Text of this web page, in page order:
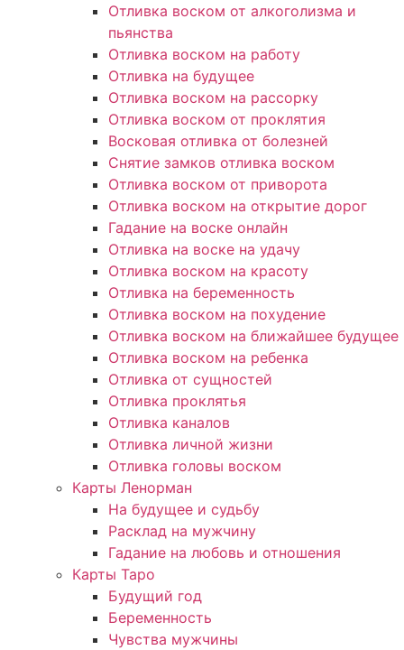
Отливка воском от алкоголизма и
пьянства
Отливка воском на работу
Отливка на будущее
Отливка воском на рассорку
Отливка воском от проклятия
Восковая отливка от болезней
Снятие замков отливка воском
Отливка воском от приворота
Отливка воском на открытие дорог
Гадание на воске онлайн
Отливка на воске на удачу
Отливка воском на красоту
Отливка на беременность
Отливка воском на похудение
Отливка воском на ближайшее будущее
Отливка воском на ребенка
Отливка от сущностей
Отливка проклятья
Отливка каналов
Отливка личной жизни
Отливка головы воском
Карты Ленорман
На будущее и судьбу
Расклад на мужчину
Гадание на любовь и отношения
Карты Таро
Будущий год
Беременность
Чувства мужчины